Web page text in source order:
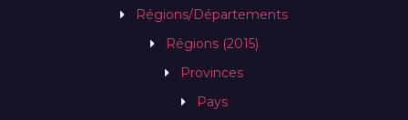
Régions/Départements
Régions (2015)
Provinces
Pays